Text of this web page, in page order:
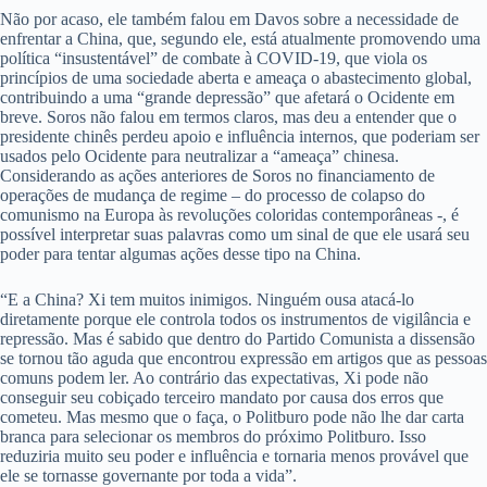
Não por acaso, ele também falou em Davos sobre a necessidade de
enfrentar a China, que, segundo ele, está atualmente promovendo uma
política “insustentável” de combate à COVID-19, que viola os
princípios de uma sociedade aberta e ameaça o abastecimento global,
contribuindo a uma “grande depressão” que afetará o Ocidente em
breve. Soros não falou em termos claros, mas deu a entender que o
presidente chinês perdeu apoio e influência internos, que poderiam ser
usados ​​pelo Ocidente para neutralizar a “ameaça” chinesa.
Considerando as ações anteriores de Soros no financiamento de
operações de mudança de regime – do processo de colapso do
comunismo na Europa às revoluções coloridas contemporâneas -, é
possível interpretar suas palavras como um sinal de que ele usará seu
poder para tentar algumas ações desse tipo na China.
“E a China? Xi tem muitos inimigos. Ninguém ousa atacá-lo
diretamente porque ele controla todos os instrumentos de vigilância e
repressão. Mas é sabido que dentro do Partido Comunista a dissensão
se tornou tão aguda que encontrou expressão em artigos que as pessoas
comuns podem ler. Ao contrário das expectativas, Xi pode não
conseguir seu cobiçado terceiro mandato por causa dos erros que
cometeu. Mas mesmo que o faça, o Politburo pode não lhe dar carta
branca para selecionar os membros do próximo Politburo. Isso
reduziria muito seu poder e influência e tornaria menos provável que
ele se tornasse governante por toda a vida”.